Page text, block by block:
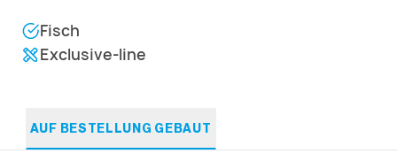
Fisch
Exclusive-line
AUF BESTELLUNG GEBAUT